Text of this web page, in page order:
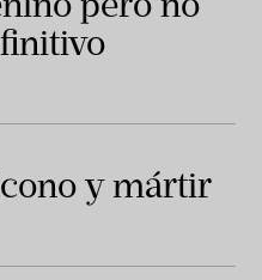
y mártir